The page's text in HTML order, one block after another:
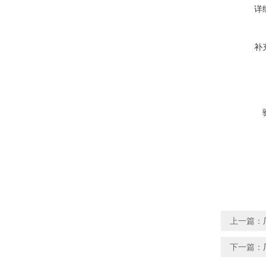
详
补
上一篇：
下一篇：